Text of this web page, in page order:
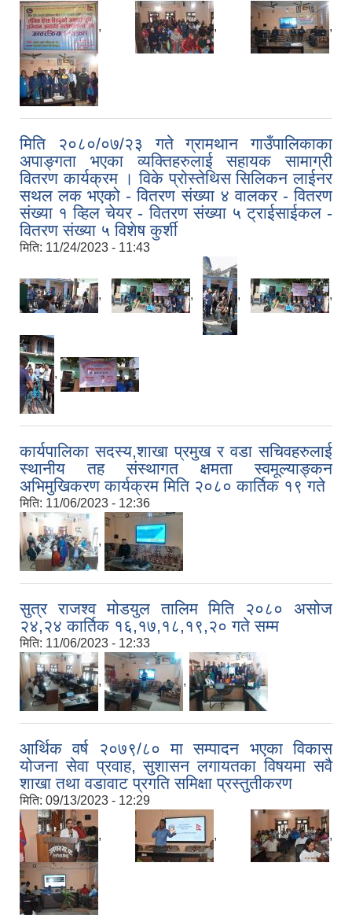
, , ,
मिति २०८०/०७/२३ गते ग्रामथान गाउँपालिकाका
अपाङ्गता भएका व्यक्तिहरुलाई सहायक सामाग्री
वितरण कार्यक्रम । विके प्रोस्तेथिस सिलिकन लाईनर
सथल लक भएको - वितरण संख्या ४ वालकर - वितरण
संख्या १ व्हिल चेयर - वितरण संख्या ५ ट्राईसाईकल -
वितरण संख्या ५ विशेष कुर्शी
मिति: 11/24/2023 - 11:43
, , , ,
,
कार्यपालिका सदस्य,शाखा प्रमुख र वडा सचिवहरुलाई
स्थानीय तह संस्थागत क्षमता स्वमूल्याङ्कन
अभिमुखिकरण कार्यक्रम मिति २०८० कार्तिक १९ गते
मिति: 11/06/2023 - 12:36
,
सुत्र राजश्व मोडयुल तालिम मिति २०८० असोज
२४,२४ कार्तिक १६,१७,१८,१९,२० गते सम्म
मिति: 11/06/2023 - 12:33
, ,
आर्थिक वर्ष २०७९/८० मा सम्पादन भएका विकास
योजना सेवा प्रवाह, सुशासन लगायतका विषयमा सवै
शाखा तथा वडावाट प्रगति समिक्षा प्रस्तुतीकरण
मिति: 09/13/2023 - 12:29
, , ,